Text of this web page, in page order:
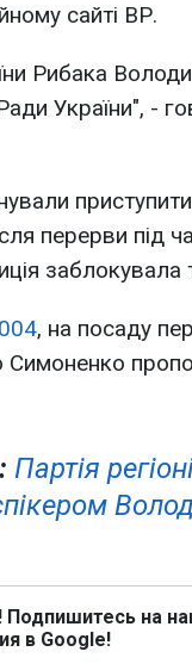
сайті ВР.
Рибака
України", -
перерви під
заблокувала
, на посаду
Симоненко
Партія
Подпишитесь на
в Google!